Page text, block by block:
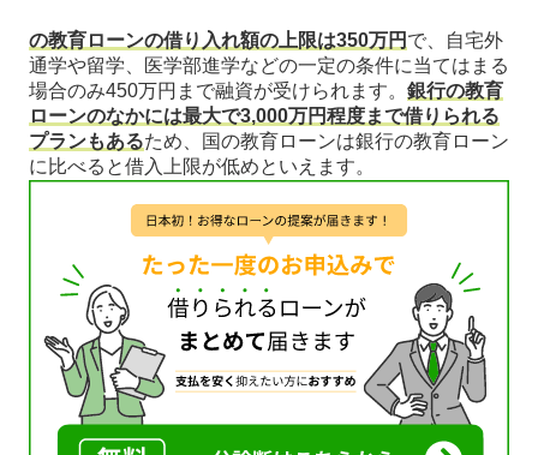
の教育ローンの借り入れ額の上限は350万円 で、自宅外
通学や留学、医学部進学などの一定の条件に当てはまる
場合のみ450万円まで融資が受けられます。 銀行の教育
ローンのなかには最大で3,000万円程度まで借りられる
プランもあるため、国の教育ローンは銀行の教育ローン
に比べると借入上限が低めといえます。